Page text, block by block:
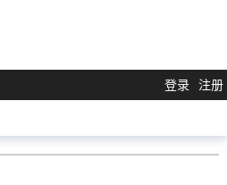
登录 注册